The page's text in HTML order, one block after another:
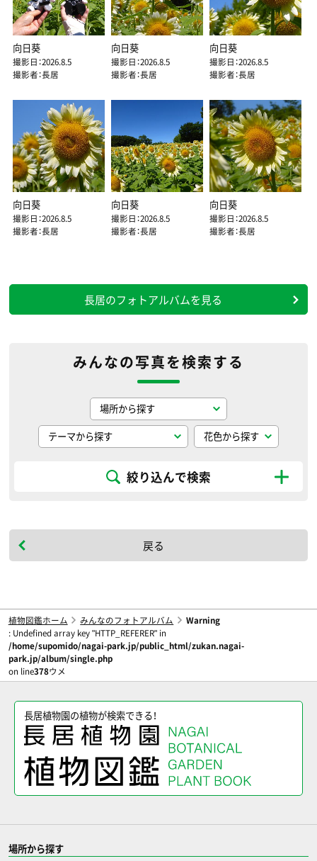
向日葵
撮影日：2026.8.5
撮影者：長居
向日葵
撮影日：2026.8.5
撮影者：長居
向日葵
撮影日：2026.8.5
撮影者：長居
向日葵
撮影日：2026.8.5
撮影者：長居
向日葵
撮影日：2026.8.5
撮影者：長居
向日葵
撮影日：2026.8.5
撮影者：長居
長居のフォトアルバムを見る
みんなの写真を検索する
絞り込んで検索
戻る
植物図鑑ホーム みんなのフォトアルバム
Warning
: Undefined array key "HTTP_REFERER" in
/home/supomido/nagai-park.jp/public_html/zukan.nagai-
park.jp/album/single.php
on line378ウメ
長居植物園の植物が検索できる！
場所から探す